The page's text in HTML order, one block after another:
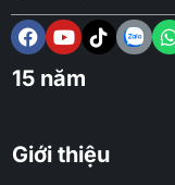
15 năm
Giới thiệu